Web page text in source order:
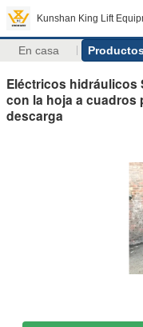
Kunshan King Lift
En casa
Eléctricos hidráulicos
con la hoja a cuadros
descarga